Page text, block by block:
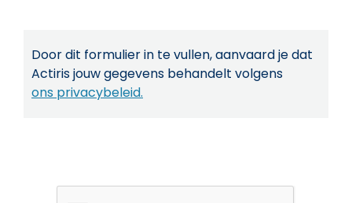
Door dit formulier in te vullen, aanvaard je dat
Actiris jouw gegevens behandelt volgens
ons privacybeleid.